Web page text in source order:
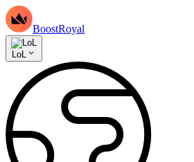
BoostRoyal
LoL